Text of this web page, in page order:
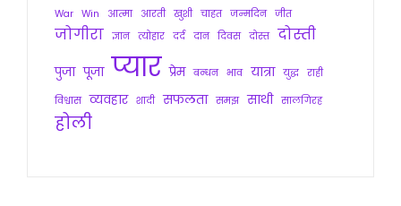
War Win आत्मा आरती खुशी चाहत जन्मदिन जीत
जोगीरा ज्ञान त्योहार दर्द दान दिवस दोस्त दोस्ती
पुजा पूजा प्यार प्रेम बन्धन भाव यात्रा युद्ध राही
विश्वास व्यवहार शादी सफलता समझ साथी सालगिरह
होली